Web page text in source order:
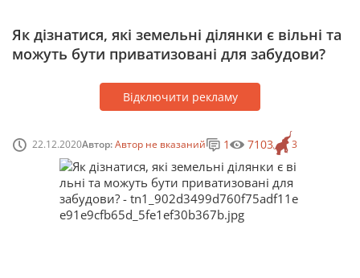
Як дізнатися, які земельні ділянки є вільні та
можуть бути приватизовані для забудови?
Відключити рекламу
22.12.2020Автор:Автор не вказаний 3
1 7103